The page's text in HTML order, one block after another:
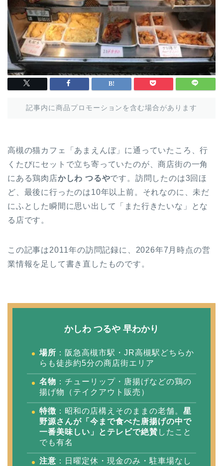
記事内に商品プロモーションを含む場合があります
高槻の猫カフェ「あまえんぼ」に通っていたころ、行
くたびにセットで立ち寄っていたのが、商店街の一角
にある鶏肉店かしわ つるやです。訪問したのは3回ほ
ど、最後に行ったのは10年以上前。それなのに、未だ
にふとした瞬間に思い出して「また行きたいな」とな
る店です。
この記事は2011年の訪問記録に、2026年7月時点の営
業情報を足して書き直したものです。
かしわ つるや 早わかり
場所 ：阪急高槻市駅・JR高槻駅どちらか
らも徒歩約5分の商店街エリア
名物 ：チューリップ・唐揚げなどの鶏の
揚げ物（テイクアウト販売）
特徴 ：昭和の店構えそのままの老舗。 星
野源さんが「今まで食べた唐揚げの中で
一番美味しい」とテレビで絶賛 したこと
でも有名
注意 ：日曜定休・現金のみ・駐車場なし